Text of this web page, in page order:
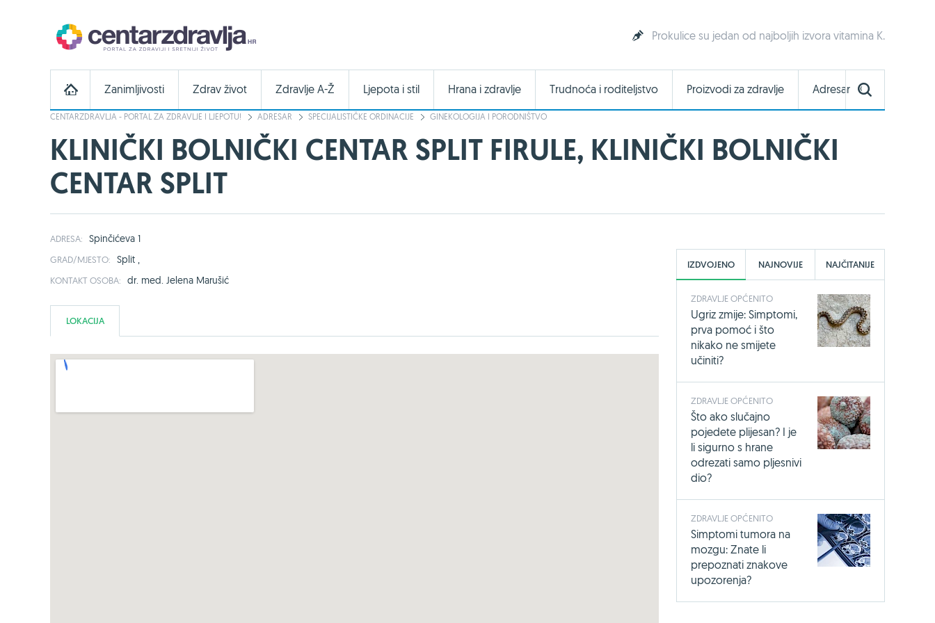
Prokulice su jedan od najboljih izvora vitamina K.
Zanimljivosti Zdrav život Zdravlje A-Ž Ljepota i stil Hrana i zdravlje Trudnoća i roditeljstvo Proizvodi za zdravlje Adresar
CENTARZDRAVLJA - PORTAL ZA ZDRAVLJE I LJEPOTU! ADRESAR SPECIJALISTIČKE ORDINACIJE GINEKOLOGIJA I PORODNIŠTVO
KLINIČKI BOLNIČKI CENTAR SPLIT FIRULE, KLINIČKI BOLNIČKI
CENTAR SPLIT
ADRESA: Spinčićeva 1
GRAD/MJESTO: Split ,
KONTAKT OSOBA: dr. med. Jelena Marušić
LOKACIJA
IZDVOJENO NAJNOVIJE NAJČITANIJE
ZDRAVLJE OPĆENITO
Ugriz zmije: Simptomi,
prva pomoć i što
nikako ne smijete
učiniti?
ZDRAVLJE OPĆENITO
Što ako slučajno
pojedete plijesan? I je
li sigurno s hrane
odrezati samo pljesnivi
dio?
ZDRAVLJE OPĆENITO
Simptomi tumora na
mozgu: Znate li
prepoznati znakove
upozorenja?